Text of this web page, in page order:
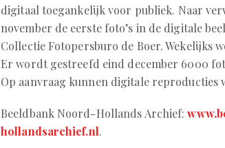
digitaal toegankelijk voor publiek. Naar
november de eerste foto’s in de digitale
Collectie Fotopersburo de Boer. Wekelijks
Er wordt gestreefd eind december 6000
Op aanvraag kunnen digitale reproducties
Beeldbank Noord-Hollands Archief:
hollandsarchief.nl.